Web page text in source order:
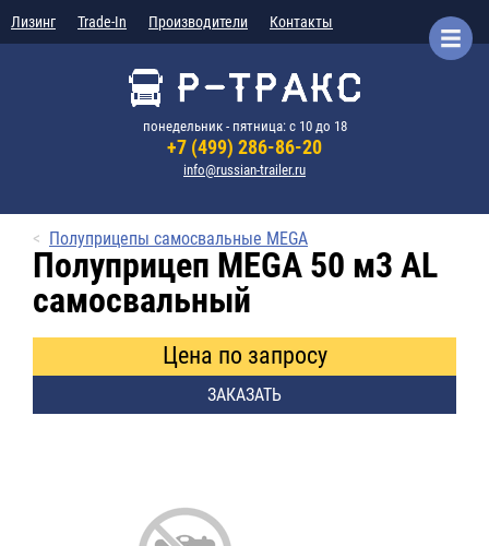
Лизинг Trade-In Производители Контакты
понедельник - пятница: с 10 до 18
+7 (499) 286-86-20
info@russian-trailer.ru
Полуприцепы самосвальные MEGA
Полуприцеп MEGA 50 м3 AL
самосвальный
Цена по запросу
ЗАКАЗАТЬ